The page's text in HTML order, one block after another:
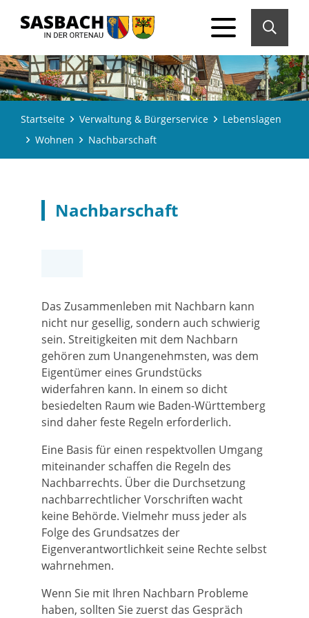
Startseite Verwaltung & Bürgerservice
Lebenslagen
Wohnen
Nachbarschaft
Nachbarschaft
Das Zusammenleben mit Nachbarn kann
nicht nur gesellig, sondern auch schwierig
sein. Streitigkeiten mit dem Nachbarn
gehören zum Unangenehmsten, was dem
Eigentümer eines Grundstücks
widerfahren kann. In einem so dicht
besiedelten Raum wie Baden-Württemberg
sind daher feste Regeln erforderlich.
Eine Basis für einen respektvollen Umgang
miteinander schaffen die Regeln des
Nachbarrechts. Über die Durchsetzung
nachbarrechtlicher Vorschriften wacht
keine Behörde. Vielmehr muss jeder als
Folge des Grundsatzes der
Eigenverantwortlichkeit seine Rechte selbst
wahrnehmen.
Wenn Sie mit Ihren Nachbarn Probleme
haben, sollten Sie zuerst das Gespräch